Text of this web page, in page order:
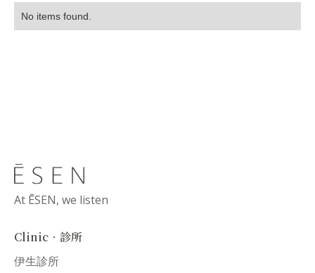
No items found.
At ĒSEN, we listen
Clinic．診所
伊生診所